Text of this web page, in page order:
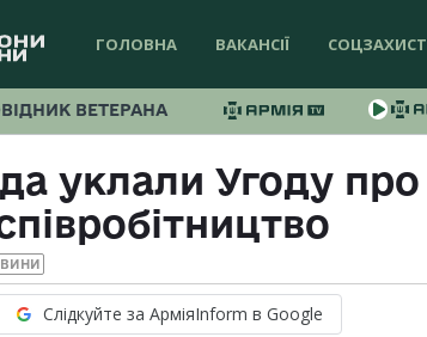
ГОЛОВНА ВАКАНСІЇ СОЦЗАХИСТ
ВЕТЕРАНА
уклали Угоду про
Слідкуйте за АрміяInform в Google